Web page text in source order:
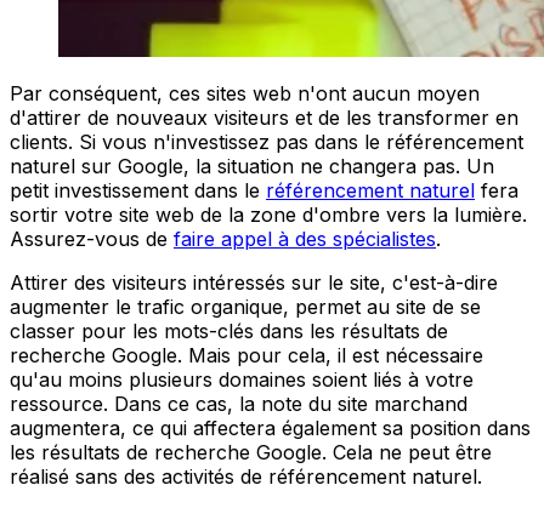
Par conséquent, ces sites web n'ont aucun moyen
d'attirer de nouveaux visiteurs et de les transformer en
clients. Si vous n'investissez pas dans le référencement
naturel sur Google, la situation ne changera pas. Un
petit investissement dans le référencement naturel fera
sortir votre site web de la zone d'ombre vers la lumière.
Assurez-vous de faire appel à des spécialistes.
Attirer des visiteurs intéressés sur le site, c'est-à-dire
augmenter le trafic organique, permet au site de se
classer pour les mots-clés dans les résultats de
recherche Google. Mais pour cela, il est nécessaire
qu'au moins plusieurs domaines soient liés à votre
ressource. Dans ce cas, la note du site marchand
augmentera, ce qui affectera également sa position dans
les résultats de recherche Google. Cela ne peut être
réalisé sans des activités de référencement naturel.